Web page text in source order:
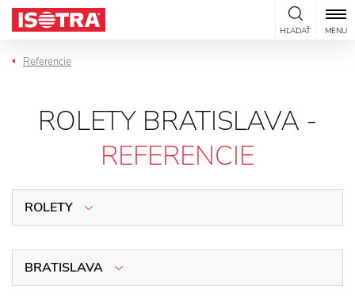
Preskočiť na obsah
HĽADAŤ MENU
Referencie
ROLETY BRATISLAVA -
REFERENCIE
ROLETY
BRATISLAVA